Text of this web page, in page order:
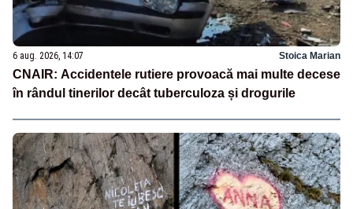
6 aug. 2026, 14:07 Stoica Marian
CNAIR: Accidentele rutiere provoacă mai multe decese
în rândul tinerilor decât tuberculoza și drogurile